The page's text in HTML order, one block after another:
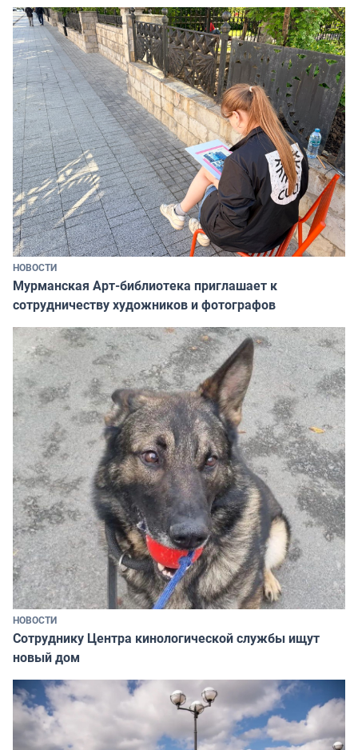
НОВОСТИ
Мурманская Арт-библиотека приглашает к
сотрудничеству художников и фотографов
НОВОСТИ
Сотруднику Центра кинологической службы ищут
новый дом